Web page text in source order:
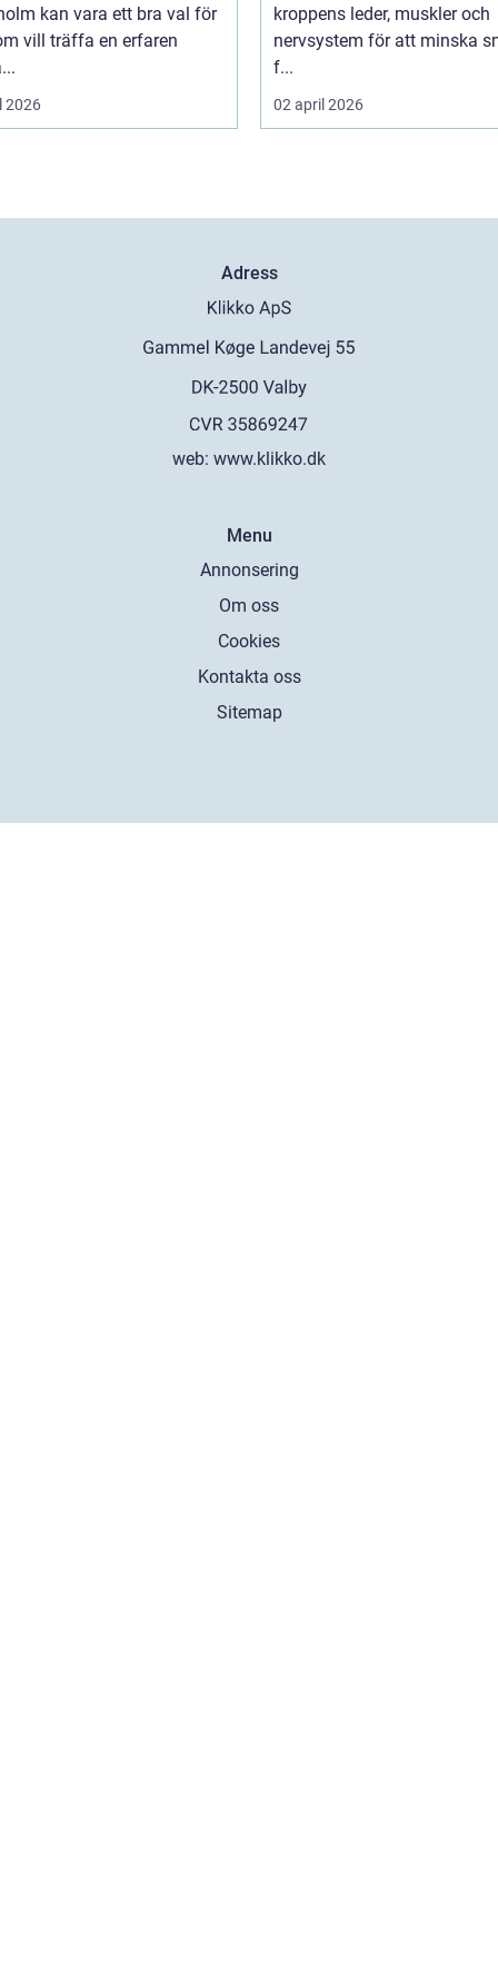
kan vara ett bra val för
vill träffa en erfaren
2026
kroppens leder, muskler och
nervsystem för att minska
f...
02 april 2026
Adress
web: www.klikko.dk
Menu
Annonsering
Om oss
Cookies
Kontakta oss
Sitemap